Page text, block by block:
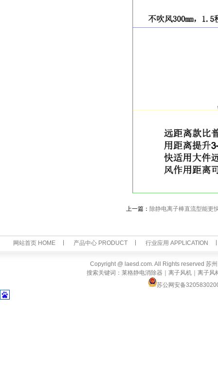
上一篇： 除静电离子棒直流型能更
网站首页 HOME 产品中心 PRODUCT 行业应用 APPLICATION
Copyright @ laesd.com. All Rights reserved 苏
搜索关键词：莱格静电消除器｜离子风机｜离子
苏公网安备